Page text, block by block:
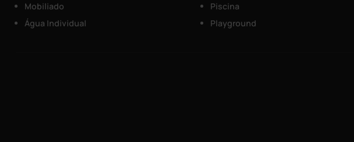
Mobiliado
Água Individual
Piscina
Playground